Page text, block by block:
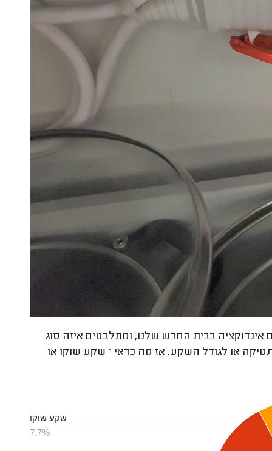
אינדוקציה בבית החדש שלנו, ומתלבטים איזה סוג
או לגודל השקע. אז מה כדאי – שקע שוקו או
שקע שוקו
7.7%